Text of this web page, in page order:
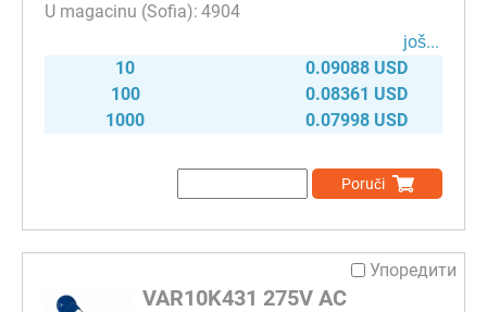
4904
јоš...
10
0.09088 USD
100
0.08361 USD
1000
0.07998 USD
Poruči
Упоредити
VAR10K431 275V AC